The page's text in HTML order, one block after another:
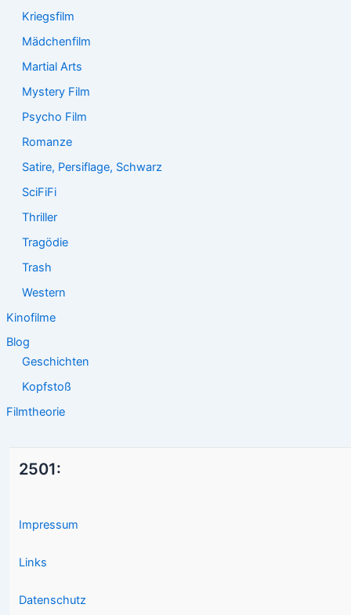
Kriegsfilm
Mädchenfilm
Martial Arts
Mystery Film
Psycho Film
Romanze
Satire, Persiflage, Schwarz
SciFiFi
Thriller
Tragödie
Trash
Western
Kinofilme
Blog
Geschichten
Kopfstoß
Filmtheorie
2501:
Impressum
Links
Datenschutz